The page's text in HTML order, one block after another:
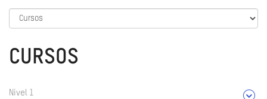
CURSOS
Nivel 1